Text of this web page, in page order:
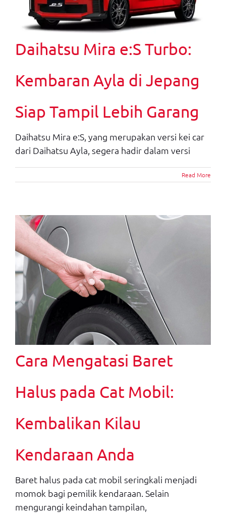
Daihatsu Mira e:S Turbo:
Kembaran Ayla di Jepang
Siap Tampil Lebih Garang
Daihatsu Mira e:S, yang merupakan versi kei car
dari Daihatsu Ayla, segera hadir dalam versi
Read More
Cara Mengatasi Baret
Halus pada Cat Mobil:
Kembalikan Kilau
Kendaraan Anda
Baret halus pada cat mobil seringkali menjadi
momok bagi pemilik kendaraan. Selain
mengurangi keindahan tampilan,